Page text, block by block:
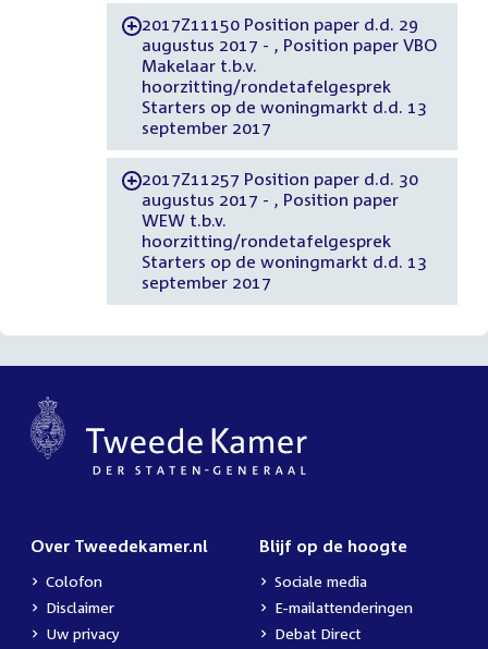
-2017Z11150 Position paper d.d. 29
augustus 2017 - , Position paper VBO
Makelaar t.b.v.
hoorzitting/rondetafelgesprek
Starters op de woningmarkt d.d. 13
september 2017
-2017Z11257 Position paper d.d. 30
augustus 2017 - , Position paper
WEW t.b.v.
hoorzitting/rondetafelgesprek
Starters op de woningmarkt d.d. 13
september 2017
Over Tweedekamer.nl
Colofon
Disclaimer
Uw privacy
Blijf op de hoogte
Sociale media
E-mailattenderingen
Debat Direct